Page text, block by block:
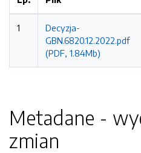
1
Decyzja-
GBN.6820.12.2022.pdf
(PDF, 1.84Mb)
Metadane -
zmian